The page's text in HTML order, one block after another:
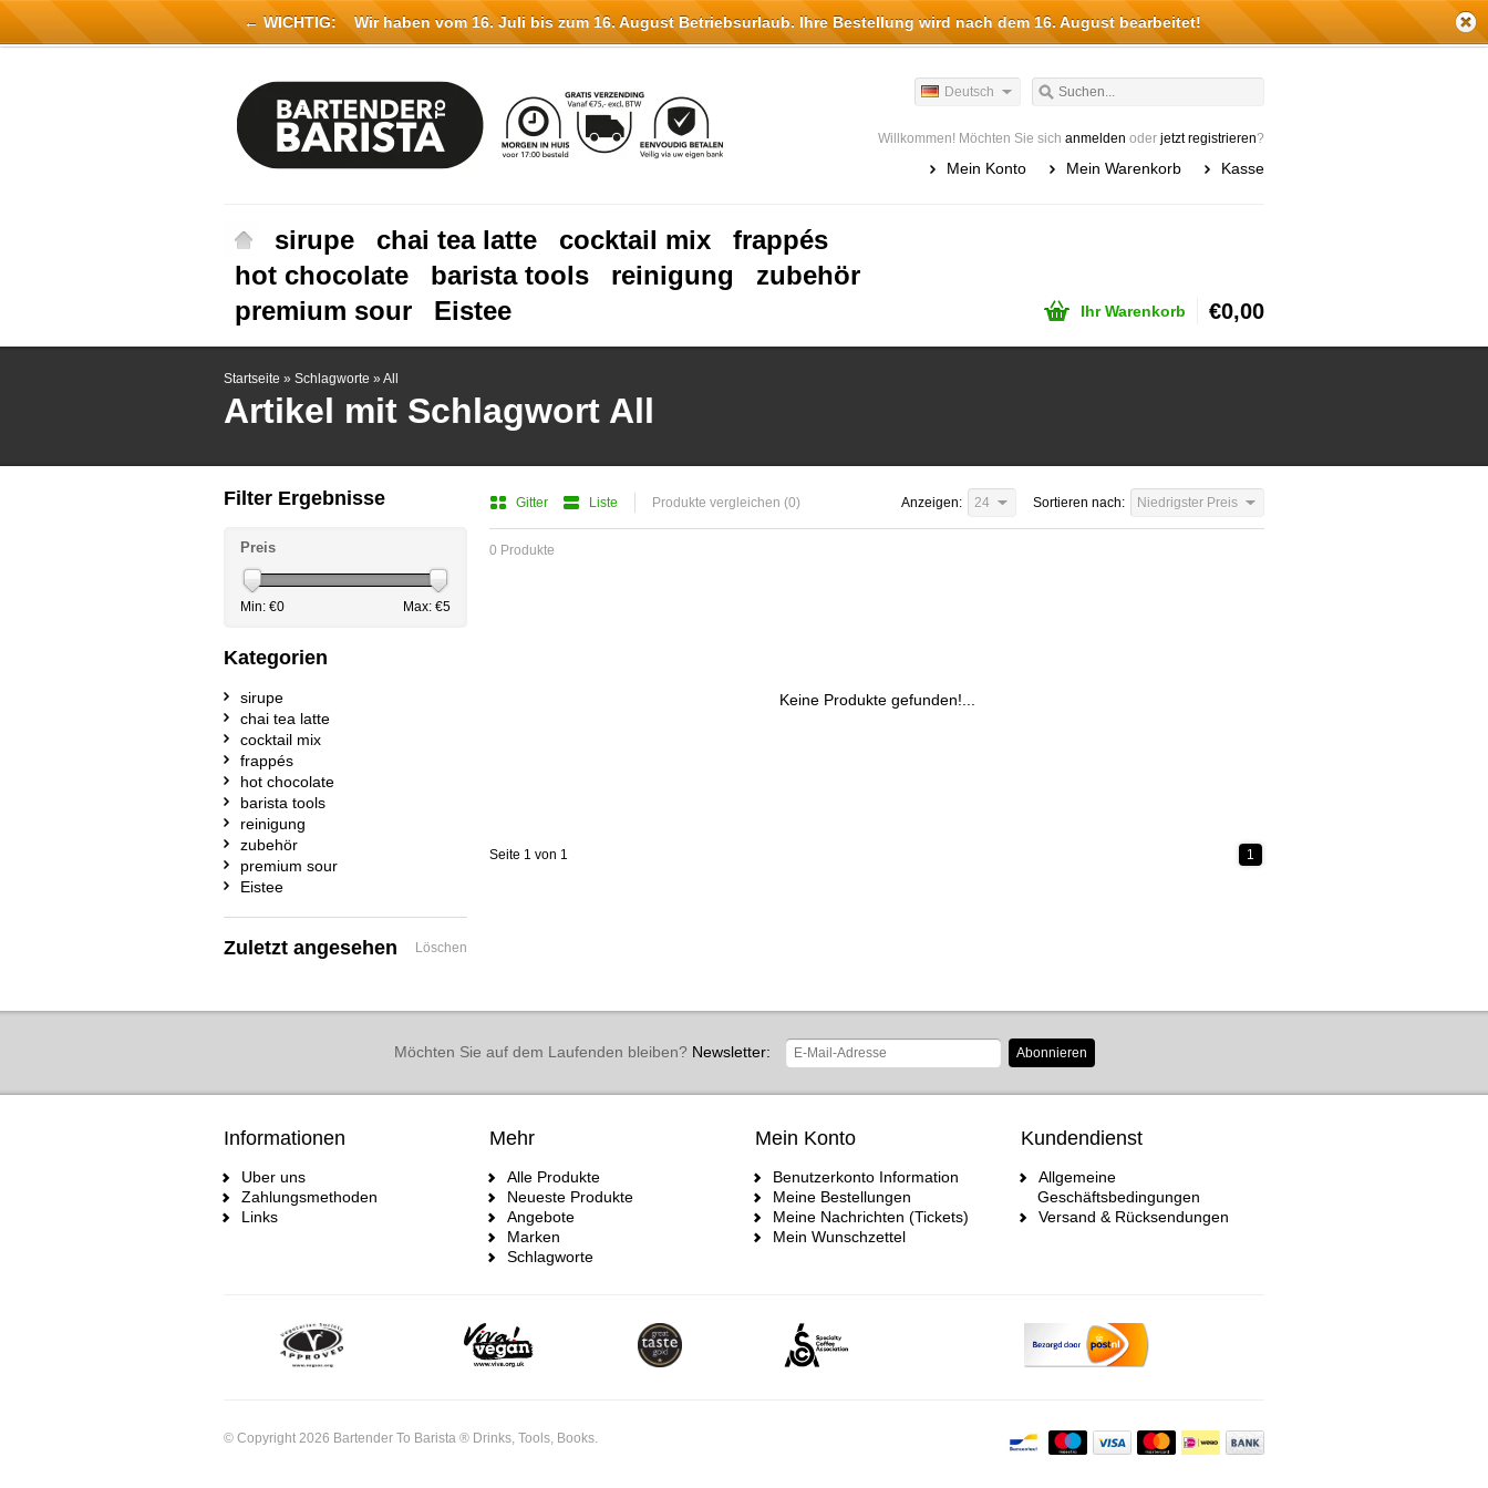
Deutsch
Willkommen! Möchten Sie sich anmelden oder jetzt registrieren?
Mein Konto Mein Warenkorb Kasse
sirupe chai tea latte cocktail mix
frappés
hot chocolate
barista tools reinigung
zubehör
premium sour
Eistee Ihr Warenkorb €0,00
Startseite » Schlagworte » All
Artikel mit Schlagwort All
Gitter Liste Produkte vergleichen (0) Sortieren nach: Niedrigster Preis
Anzeigen: 24
0 Produkte
Keine Produkte gefunden!...
Seite 1 von 1 1
Filter Ergebnisse
Preis
Min: €0 Max: €5
Kategorien
sirupe
chai tea latte
cocktail mix
frappés
hot chocolate
barista tools
reinigung
zubehör
premium sour
Eistee
Zuletzt angesehen Löschen
Möchten Sie auf dem Laufenden bleiben?Newsletter: Abonnieren
Informationen
Uber uns
Zahlungsmethoden
Links
Mehr
Alle Produkte
Neueste Produkte
Angebote
Marken
Schlagworte
Mein Konto
Benutzerkonto Information
Meine Bestellungen
Meine Nachrichten (Tickets)
Mein Wunschzettel
Kundendienst
Allgemeine
Geschäftsbedingungen
Versand & Rücksendungen
© Copyright 2026 Bartender To Barista ® Drinks, Tools, Books.
← WICHTIG:Wir haben vom 16. Juli bis zum 16. August Betriebsurlaub. Ihre Bestellung wird nach dem 16. August bearbeitet!